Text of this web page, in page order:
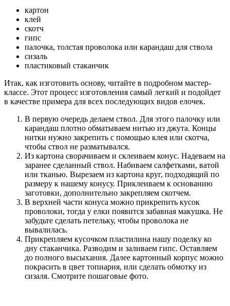
картон
клей
скотч
гипс
палочка, толстая проволока или карандаш для ствола
сизаль
пластиковый стаканчик
Итак, как изготовить основу, читайте в подробном мастер-
классе. Этот процесс изготовления самый легкий и подойдет
в качестве примера для всех последующих видов елочек.
В первую очередь делаем ствол. Для этого палочку или
карандаш плотно обматываем нитью из джута. Концы
нитки нужно закрепить с помощью клея или скотча,
чтобы ствол не разматывался.
Из картона сворачиваем и склеиваем конус. Надеваем на
заранее сделанный ствол. Набиваем салфетками, ватой
или тканью. Вырезаем из картона круг, подходящий по
размеру к нашему конусу. Приклеиваем к основанию
заготовки, дополнительно закрепляем скотчем.
В верхней части конуса можно прикрепить кусок
проволоки, тогда у елки появится забавная макушка. Не
забудьте сделать петельку, чтобы проволока не
вывалилась.
Прикрепляем кусочком пластилина нашу поделку ко
дну стаканчика. Разводим и заливаем гипс. Оставляем
до полного высыхания. Далее картонный корпус можно
покрасить в цвет топиария, или сделать обмотку из
сизаля. Смотрите пошаговые фото.